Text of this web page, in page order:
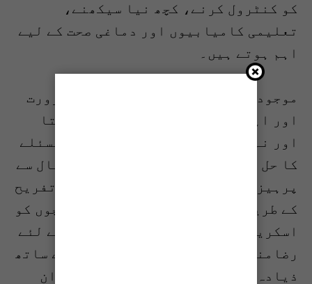
کو کنٹرول کرنے، کچھ نیا سیکھنے،
تعلیمی کامیابیوں اور دماغی صحت کے لیے
اہم ہوتے ہیں۔
موجودہ زمانے میں موبائل فون کی ضرورت
اور اہمیت سے انکار نہیں کیا جا سکتا
اور نہ ہی اس کے استعمال سے انکار مسئلے
کا حل ہے۔ ان ڈیوائس کے بے جا استعمال سے
پرہیز، اس کے زریعے حساس مواد اور تفریح
کے طریقوں کی سختی سے مانیٹرنگ، بچوں کو
اسکرین کے بجائے فزیکل اکٹیویٹی کے لئے
رضامند کرنا اور والدین کا بچوں کے ساتھ
ذیادہ سے ذیادہ رابطہ اور میل جول ان